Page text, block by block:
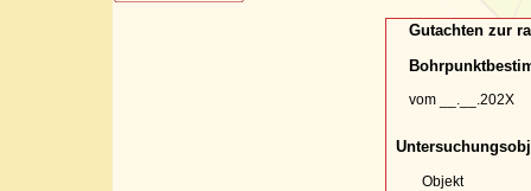
Gutachten zur
vom __.__.202X
Objekt